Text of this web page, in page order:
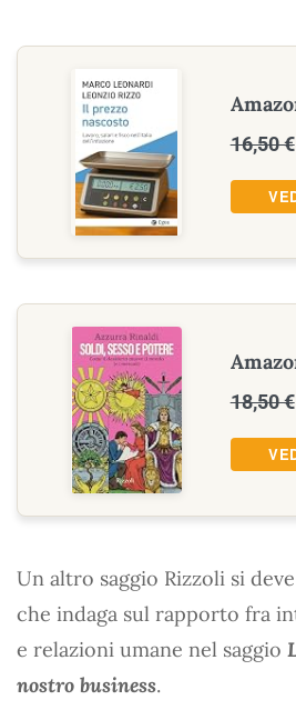
16,50 €
18,50 €
Un altro saggio Rizzoli si
che indaga sul rapporto fra
e relazioni umane nel saggio
nostro business.